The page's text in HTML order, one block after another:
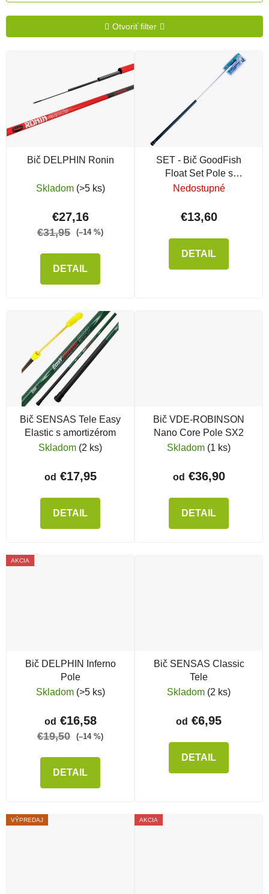
Otvoriť filter
Bič DELPHIN Ronin
Skladom (>5 ks)
€27,16
€31,95 (–14 %)
DETAIL
SET - Bič GoodFish
Float Set Pole s
naviazanou zostavou
Nedostupné
€13,60
DETAIL
Bič SENSAS Tele Easy
Elastic s amortizérom
Skladom (2 ks)
od €17,95
DETAIL
Bič VDE-ROBINSON
Nano Core Pole SX2
Skladom (1 ks)
od €36,90
DETAIL
AKCIA
Bič DELPHIN Inferno
Pole
Skladom (>5 ks)
od €16,58
€19,50 (–14 %)
DETAIL
Bič SENSAS Classic
Tele
Skladom (2 ks)
od €6,95
DETAIL
VÝPREDAJ AKCIA